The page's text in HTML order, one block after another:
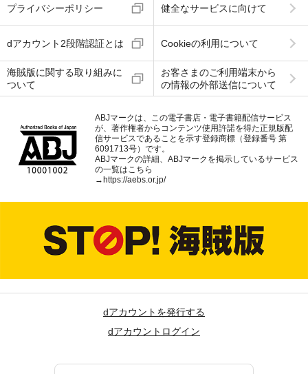
プライバシーポリシー 健全なサービスに向けて
dアカウント2段階認証とは Cookieの利用について
海賊版に関する取り組みに
ついて
お客さまのご利用端末から
の情報の外部送信について
ABJマークは、この電子書店・電子書籍配信サービス
が、著作権者からコンテンツ使用許諾を得た正規版配
信サービスであることを示す登録商標（登録番号 第
6091713号）です。
ABJマークの詳細、ABJマークを掲示しているサービス
の一覧はこちら
→ https://aebs.or.jp/
dアカウントを発行する
dアカウントログイン